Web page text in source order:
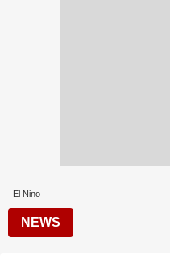
El Nino
NEWS